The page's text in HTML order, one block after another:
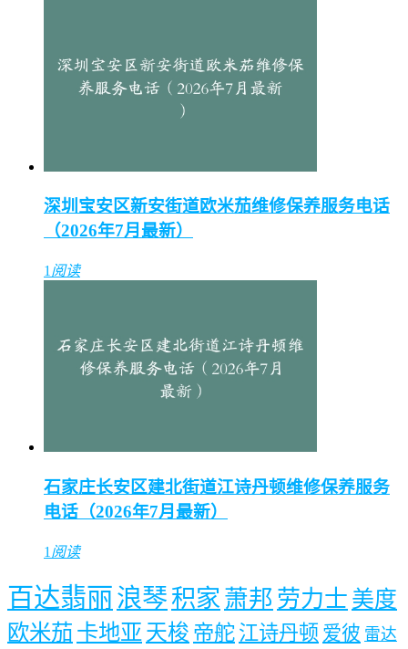
深圳宝安区新安街道欧米茄维修保养服务电话
（2026年7月最新）
1 阅读
石家庄长安区建北街道江诗丹顿维修保养服务
电话（2026年7月最新）
1 阅读
百达翡丽浪琴 积家 萧邦 劳力士 美度
欧米茄 卡地亚 天梭 帝舵 江诗丹顿 爱彼 雷达